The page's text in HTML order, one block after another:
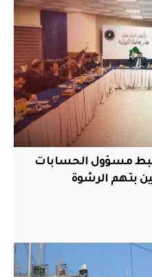
مسؤول الحسابات
بتهم الرشوة